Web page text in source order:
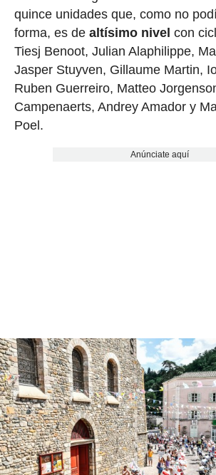
quince unidades que, como no
forma, es de altísimo nivel con
Tiesj Benoot, Julian Alaphilippe,
Jasper Stuyven, Gillaume Martin,
Ruben Guerreiro, Matteo
Campenaerts, Andrey Amador y
Poel.
Anúnciate aquí